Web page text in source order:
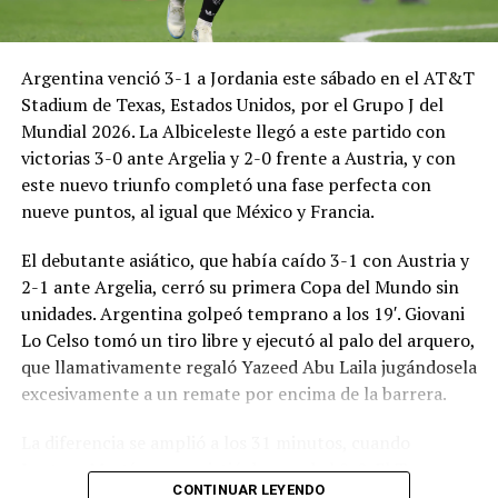
Argentina venció 3-1 a Jordania este sábado en el AT&T
Stadium de Texas, Estados Unidos, por el Grupo J del
Mundial 2026. La Albiceleste llegó a este partido con
victorias 3-0 ante Argelia y 2-0 frente a Austria, y con
este nuevo triunfo completó una fase perfecta con
nueve puntos, al igual que México y Francia.
El debutante asiático, que había caído 3-1 con Austria y
2-1 ante Argelia, cerró su primera Copa del Mundo sin
unidades. Argentina golpeó temprano a los 19′. Giovani
Lo Celso tomó un tiro libre y ejecutó al palo del arquero,
que llamativamente regaló Yazeed Abu Laila jugándosela
excesivamente a un remate por encima de la barrera.
Lautaro Martínez convirtió de penal el 2-0. El Toro
CONTINUAR LEYENDO